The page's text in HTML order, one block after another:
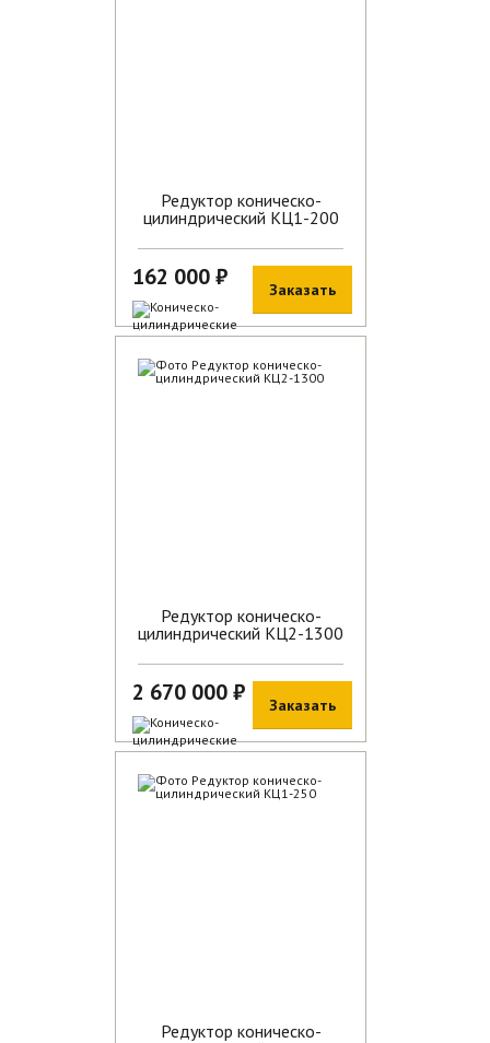
Редуктор коническо-
цилиндрический КЦ1-200
162 000 ₽
В наличии
Заказать
Редуктор коническо-
цилиндрический КЦ2-1300
2 670 000 ₽
В наличии
Заказать
Редуктор коническо-